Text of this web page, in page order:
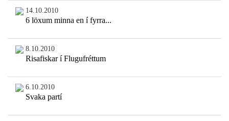
14.10.2010
6 löxum minna en í fyrra...
8.10.2010
Risafiskar í Flugufréttum
6.10.2010
Svaka partí